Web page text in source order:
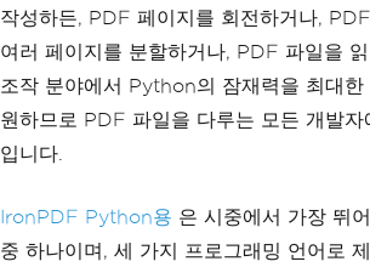
작성하든, PDF 페이지를 회전하거나,
여러 페이지를 분할하거나, PDF 파일을
조작 분야에서 Python의 잠재력을 최대한
원하므로 PDF 파일을 다루는 모든 개발자
입니다.
IronPDF Python용 은 시중에서 가장 뛰
중 하나이며, 세 가지 프로그래밍 언어로